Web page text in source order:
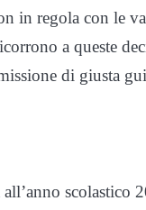
in regola con le
a queste
di giusta
scolastico